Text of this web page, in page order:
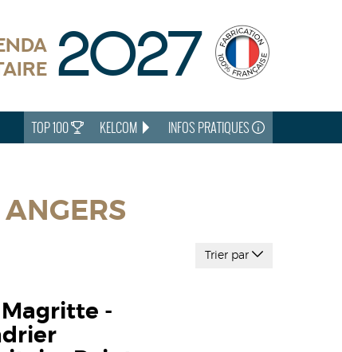
2027
INFOS PRATIQUES
KELCOM
TOP 100
Trier par
Magritte -